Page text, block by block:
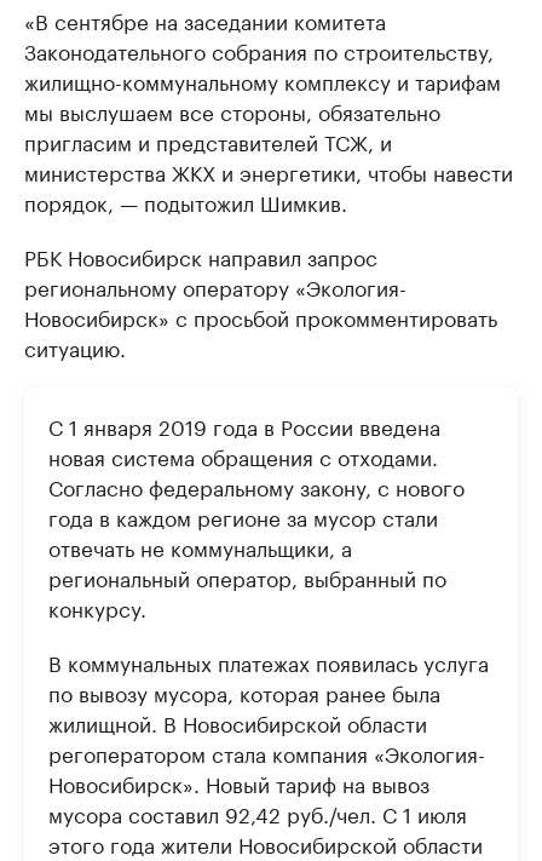
«В сентябре на заседании комитета
Законодательного собрания по строительству,
жилищно-коммунальному комплексу и тарифам
мы выслушаем все стороны, обязательно
пригласим и представителей ТСЖ, и
министерства ЖКХ и энергетики, чтобы навести
порядок, — подытожил Шимкив.
РБК Новосибирск направил запрос
региональному оператору «Экология-
Новосибирск» с просьбой прокомментировать
ситуацию.
С 1 января 2019 года в России введена
новая система обращения с отходами.
Согласно федеральному закону, с нового
года в каждом регионе за мусор стали
отвечать не коммунальщики, а
региональный оператор, выбранный по
конкурсу.
В коммунальных платежах появилась услуга
по вывозу мусора, которая ранее была
жилищной. В Новосибирской области
регоператором стала компания «Экология-
Новосибирск». Новый тариф на вывоз
мусора составил 92,42 руб./чел. С 1 июля
этого года жители Новосибирской области